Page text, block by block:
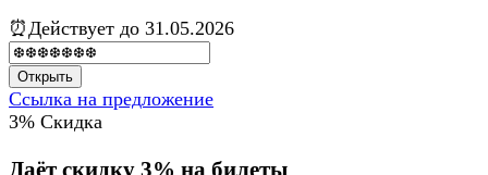
⏰Действует до 31.05.2026
Открыть
Ссылка на предложение
3% Скидка
Даёт скидку 3% на билеты